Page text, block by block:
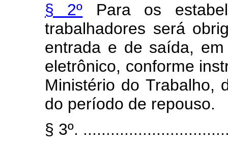
§ 2º Para os
trabalhadores será
entrada e de saída,
eletrônico, conforme
Ministério do Trabalho,
do período de repouso.
§ 3º.